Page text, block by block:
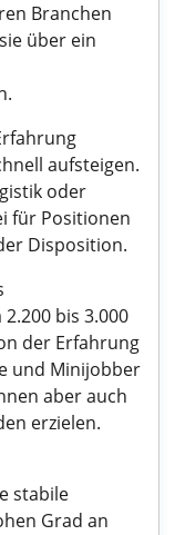
Branchen
über ein
aufsteigen.
oder
für Positionen
Disposition.
bis 3.000
der Erfahrung
und Minijobber
aber auch
erzielen.
stabile
Grad an